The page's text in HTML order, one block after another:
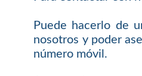
Puede hacerlo de
nosotros y poder
número móvil.